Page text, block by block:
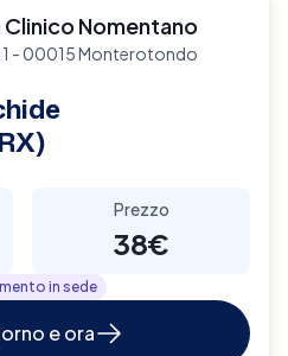
Nomentano
1 - 00015 Monterotondo
Prezzo
38€
in sede
e ora